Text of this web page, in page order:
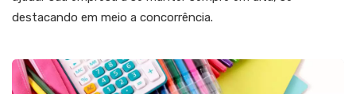
destacando em meio a concorrência.